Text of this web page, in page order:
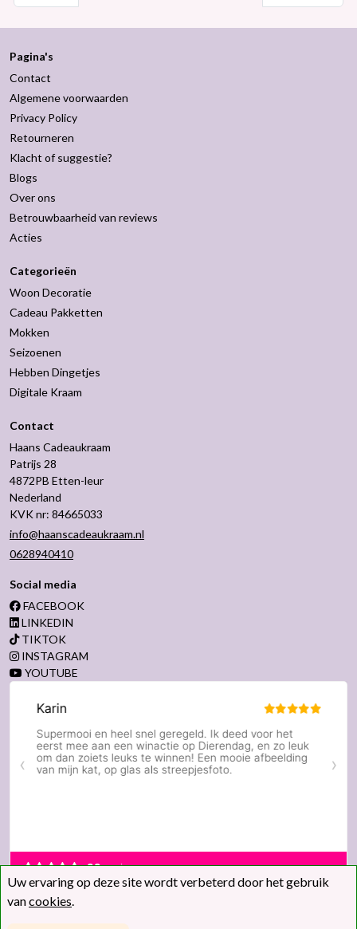
Pagina's
Contact
Algemene voorwaarden
Privacy Policy
Retourneren
Klacht of suggestie?
Blogs
Over ons
Betrouwbaarheid van reviews
Acties
Categorieën
Woon Decoratie
Cadeau Pakketten
Mokken
Seizoenen
Hebben Dingetjes
Digitale Kraam
Contact
Haans Cadeaukraam
Patrijs 28
4872PB Etten-leur
Nederland
KVK nr: 84665033
info@haanscadeaukraam.nl
0628940410
Social media
FACEBOOK
LINKEDIN
TIKTOK
INSTAGRAM
YOUTUBE
Uw ervaring op deze site wordt verbeterd door het gebruik
vancookies.